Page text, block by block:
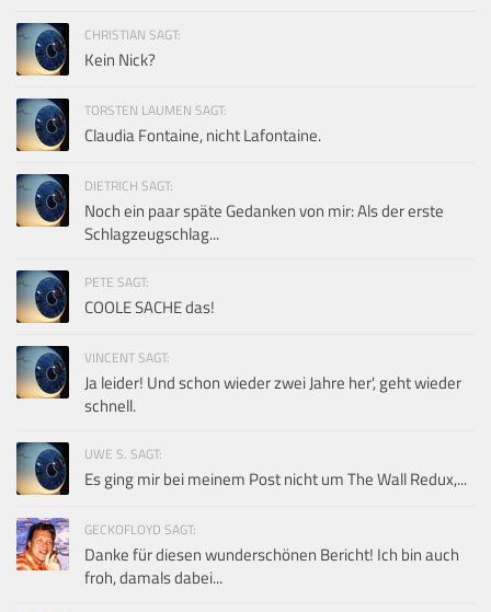
CHRISTIAN SAGT:
Kein Nick?
TORSTEN LAUMEN SAGT:
Claudia Fontaine, nicht Lafontaine.
DIETRICH SAGT:
Noch ein paar späte Gedanken von mir: Als der erste
Schlagzeugschlag...
PETE SAGT:
COOLE SACHE das!
VINCENT SAGT:
Ja leider! Und schon wieder zwei Jahre her', geht wieder
schnell.
UWE S. SAGT:
Es ging mir bei meinem Post nicht um The Wall Redux,...
GECKOFLOYD SAGT:
Danke für diesen wunderschönen Bericht! Ich bin auch
froh, damals dabei...